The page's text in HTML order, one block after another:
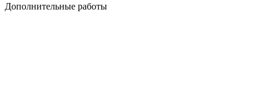
Дополнительные работы